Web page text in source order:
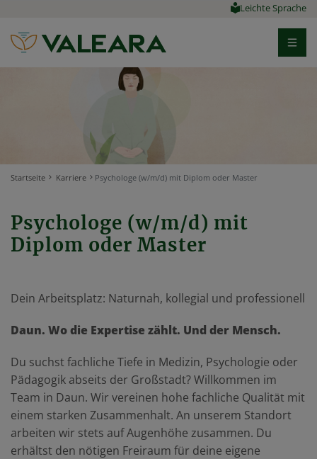
Leichte Sprache
Startseite Karriere Psychologe (w/m/d) mit Diplom oder Master
Psychologe (w/m/d) mit
Diplom oder Master
Dein Arbeitsplatz: Naturnah, kollegial und professionell
Daun. Wo die Expertise zählt. Und der Mensch.
Du suchst fachliche Tiefe in Medizin, Psychologie oder
Pädagogik abseits der Großstadt? Willkommen im
Team in Daun. Wir vereinen hohe fachliche Qualität mit
einem starken Zusammenhalt. An unserem Standort
arbeiten wir stets auf Augenhöhe zusammen. Du
erhältst den nötigen Freiraum für deine eigene